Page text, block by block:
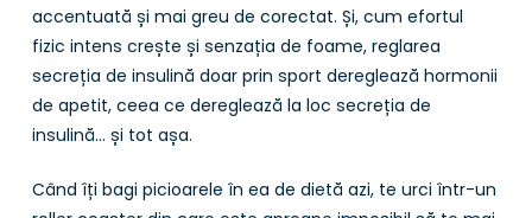
accentuată și mai greu de corectat. Și, cum efortul
fizic intens crește și senzația de foame, reglarea
secreția de insulină doar prin sport dereglează hormonii
de apetit, ceea ce dereglează la loc secreția de
insulină… și tot așa.
Când îți bagi picioarele în ea de dietă azi, te urci într-un